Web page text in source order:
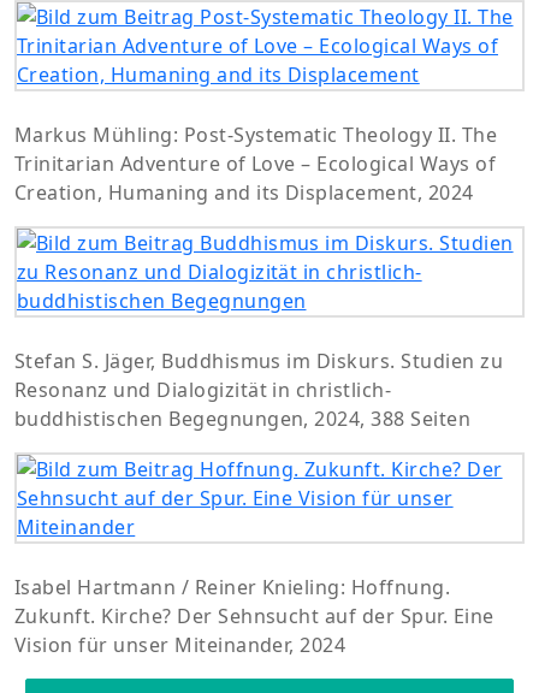
Markus Mühling: Post-Systematic Theology II. The
Trinitarian Adventure of Love – Ecological Ways of
Creation, Humaning and its Displacement, 2024
Stefan S. Jäger, Buddhismus im Diskurs. Studien zu
Resonanz und Dialogizität in christlich-
buddhistischen Begegnungen, 2024, 388 Seiten
Isabel Hartmann / Reiner Knieling: Hoffnung.
Zukunft. Kirche? Der Sehnsucht auf der Spur. Eine
Vision für unser Miteinander, 2024